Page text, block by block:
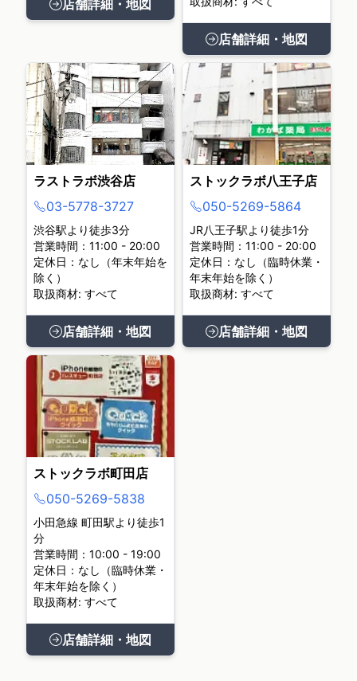
店舗詳細・地図
店舗詳細・地図
ラストラボ渋谷店
03-5778-3727
渋谷駅より徒歩3分
営業時間：11:00 - 20:00
定休日：なし（年末年始を
除く）
取扱商材: すべて
店舗詳細・地図
ストックラボ八王子店
050-5269-5864
JR八王子駅より徒歩1分
営業時間：11:00 - 20:00
定休日：なし（臨時休業・
年末年始を除く）
取扱商材: すべて
店舗詳細・地図
ストックラボ町田店
050-5269-5838
小田急線 町田駅より徒歩1
分
営業時間：10:00 - 19:00
定休日：なし（臨時休業・
年末年始を除く）
取扱商材: すべて
店舗詳細・地図